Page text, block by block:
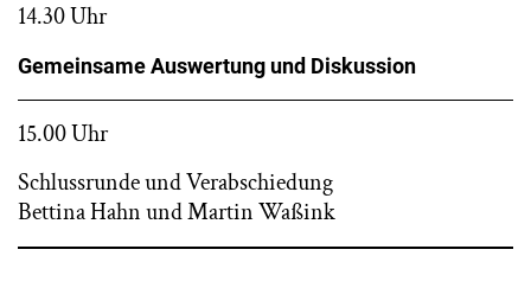
14.30 Uhr
Gemeinsame Auswertung und Diskussion
15.00 Uhr
Schlussrunde und Verabschiedung
Bettina Hahn und Martin Waßink